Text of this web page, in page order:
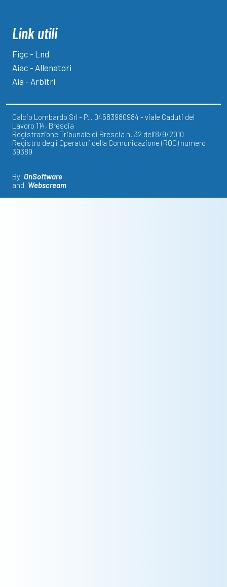
Link utili
Figc - Lnd
Aiac - Allenatori
Aia - Arbitri
Calcio Lombardo Srl - P.I. 04583980984 - viale Caduti del
Lavoro 114, Brescia
Registrazione Tribunale di Brescia n. 32 dell'8/9/2010
Registro degli Operatori della Comunicazione (ROC) numero
39389
By OnSoftware
and Webscream